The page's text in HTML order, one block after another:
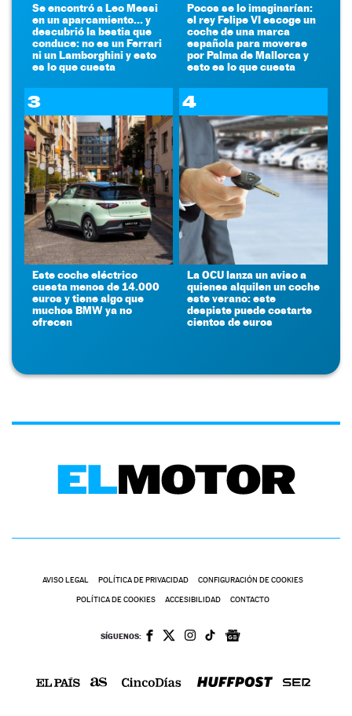
Se encontró a Leo Messi
en un aparcamiento... y
descubrió la bestia que
conduce: no es un Ferrari
ni un Lamborghini y esto
es lo que cuesta
Pocos se lo imaginarían:
el rey Felipe VI escoge un
coche de una marca
española para moverse
por Palma de Mallorca y
esto es lo que cuesta
3
Este coche eléctrico
cuesta menos de 14.000
euros y tiene algo que
muchos BMW ya no
ofrecen
4
La OCU lanza un aviso a
quienes alquilen un coche
este verano: este
despiste puede costarte
cientos de euros
AVISO LEGAL POLÍTICA DE PRIVACIDAD CONFIGURACIÓN DE COOKIES
POLÍTICA DE COOKIES ACCESIBILIDAD CONTACTO
SÍGUENOS: